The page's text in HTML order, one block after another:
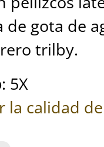
gota de
trilby.
: 5X
la calidad